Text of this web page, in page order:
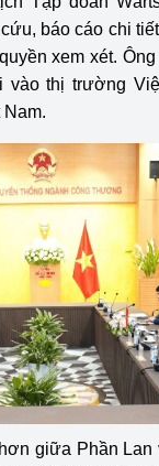
báo cáo chi
xem xét.
vào thị trường
giữa Phần